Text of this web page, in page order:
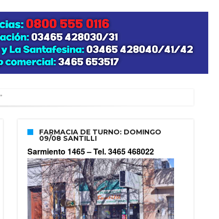
su nacimiento
FARMACIA DE TURNO: DOMINGO
09/08 SANTILLI
Sarmiento 1465 –Tel. 3465 468022